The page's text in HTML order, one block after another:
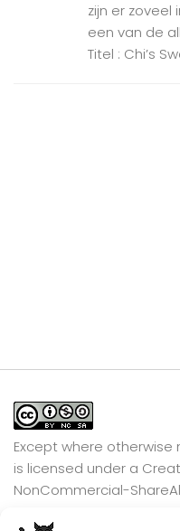
zijn er
een van de
Titel : Chi’s
Except where
is licensed under a
NonCommercial-